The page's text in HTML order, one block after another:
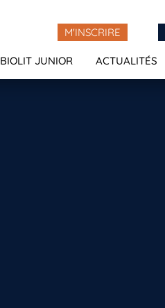
M'INSCRIRE
BIOLIT JUNIOR ACTUALITÉS